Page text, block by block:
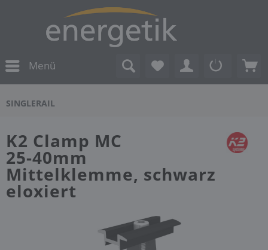
Menü
SINGLERAIL
K2 Clamp MC
25-40mm
Mittelklemme, schwarz
eloxiert